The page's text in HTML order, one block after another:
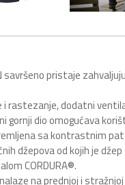
savršeno pristaje
rastezanje, dodatni
gornji dio omogućava
sa kontrastnim
džepova od kojih je
CORDURA®.
na prednjoj i